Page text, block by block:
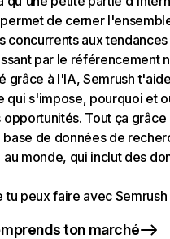
de cerner
concurrents aux
par le référencement
grâce à l'IA, Semrush
qui s'impose, pourquoi et
Tout ça grâce
base de données de
monde, qui inclut des
tu peux faire avec Semrush
ton marché